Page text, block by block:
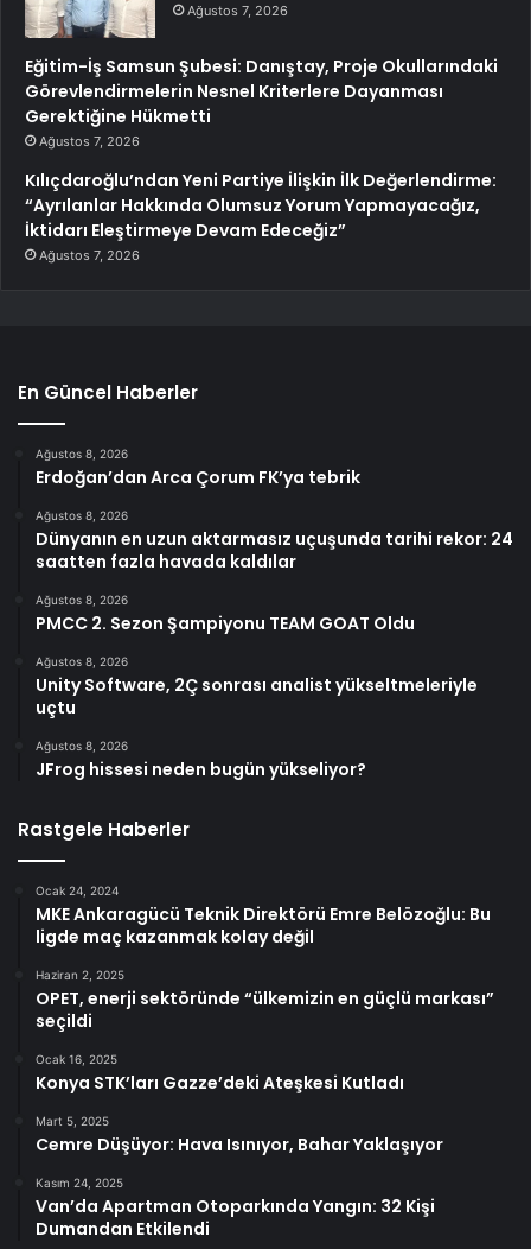
Ağustos 7, 2026
Eğitim-İş Samsun Şubesi: Danıştay, Proje Okullarındaki
Görevlendirmelerin Nesnel Kriterlere Dayanması
Gerektiğine Hükmetti
Ağustos 7, 2026
Kılıçdaroğlu’ndan Yeni Partiye İlişkin İlk Değerlendirme:
“Ayrılanlar Hakkında Olumsuz Yorum Yapmayacağız,
İktidarı Eleştirmeye Devam Edeceğiz”
Ağustos 7, 2026
En Güncel Haberler
Ağustos 8, 2026
Erdoğan’dan Arca Çorum FK’ya tebrik
Ağustos 8, 2026
Dünyanın en uzun aktarmasız uçuşunda tarihi rekor: 24
saatten fazla havada kaldılar
Ağustos 8, 2026
PMCC 2. Sezon Şampiyonu TEAM GOAT Oldu
Ağustos 8, 2026
Unity Software, 2Ç sonrası analist yükseltmeleriyle
uçtu
Ağustos 8, 2026
JFrog hissesi neden bugün yükseliyor?
Rastgele Haberler
Ocak 24, 2024
MKE Ankaragücü Teknik Direktörü Emre Belözoğlu: Bu
ligde maç kazanmak kolay değil
Haziran 2, 2025
OPET, enerji sektöründe “ülkemizin en güçlü markası”
seçildi
Ocak 16, 2025
Konya STK’ları Gazze’deki Ateşkesi Kutladı
Mart 5, 2025
Cemre Düşüyor: Hava Isınıyor, Bahar Yaklaşıyor
Kasım 24, 2025
Van’da Apartman Otoparkında Yangın: 32 Kişi
Dumandan Etkilendi